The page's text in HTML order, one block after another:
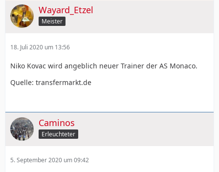
Wayard_Etzel
Meister
18. Juli 2020 um 13:56
Niko Kovac wird angeblich neuer Trainer der AS Monaco.
Quelle: transfermarkt.de
Caminos
Erleuchteter
5. September 2020 um 09:42